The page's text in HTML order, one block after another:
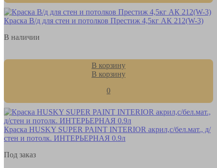
Краска В/д для стен и потолков Престиж 4,5кг АК 212(W-3)
В наличии
В корзину
В корзину
0
Краска HUSKY SUPER PAINT INTERIOR акрил,с/бел.мат., д/
стен и потолк. ИНТЕРЬЕРНАЯ 0.9л
Под заказ